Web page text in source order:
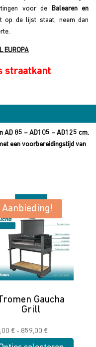
voor de
Balearen en
op de lijst staat, neem dan
EUROPA
straatkant
AD 85 – AD105 – AD125 cm.
een voorbereidingstijd van
Aanbieding!
Gaucha
Grill
€ - 859,00 €